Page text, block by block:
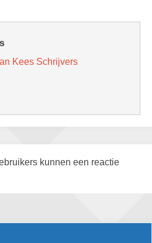
Kees Schrijvers
kunnen een reactie